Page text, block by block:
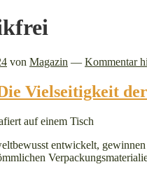
von Magazin — Kommentar
Vielseitigkeit
entwickelt,